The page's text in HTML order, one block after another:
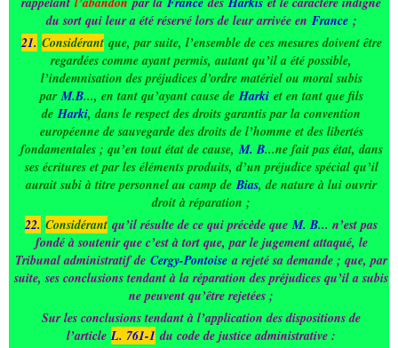
du sort qui leur a été réservé lors de leur arrivée en France;
21. Considérant que, par suite, l’ensemble de ces mesures doivent être
regardées comme ayant permis, autant qu’il a été possible,
l’indemnisation des préjudices d’ordre matériel ou moral subis
parM.B..., en tant qu’ayant cause deHarkiet en tant que fils
deHarki, dans le respect des droits garantis par la convention
européenne de sauvegarde des droits de l’homme et des libertés
fondamentales ; qu’en tout état de cause,M. B...ne fait pas état, dans
ses écritures et par les éléments produits, d’un préjudice spécial qu’il
aurait subi à titre personnel au camp deBias, de nature à lui ouvrir
droit à réparation ;
22. Considérant qu’il résulte de ce qui précède queM. B... n’est pas
fondé à soutenir que c’est à tort que, par le jugement attaqué, le
Tribunal administratif de Cergy-Pontoise a rejeté sa demande ; que, par
suite, ses conclusions tendant à la réparation des préjudices qu’il a subis
ne peuvent qu’être rejetées ;
Sur les conclusions tendant à l’application des dispositions de
l’article L. 761-1 du code de justice administrative :